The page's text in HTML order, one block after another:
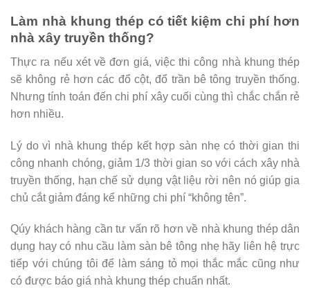
Làm nhà khung thép có tiết kiệm chi phí hơn
nhà xây truyền thống?
Thực ra nếu xét về đơn giá, việc thi công nhà khung thép
sẽ không rẻ hơn các đổ cột, đổ trần bê tông truyền thống.
Nhưng tính toán đến chi phí xây cuối cùng thì chắc chắn rẻ
hơn nhiều.
Lý do vì nhà khung thép kết hợp sàn nhẹ có thời gian thi
công nhanh chóng, giảm 1/3 thời gian so với cách xây nhà
truyền thống, hạn chế sử dụng vật liệu rời nên nó giúp gia
chủ cắt giảm đáng kể những chi phí “không tên”.
Qúy khách hàng cần tư vấn rõ hơn về nhà khung thép dân
dụng hay có nhu cầu làm sàn bê tông nhẹ hãy liên hệ trực
tiếp với chúng tôi để làm sáng tỏ mọi thắc mắc cũng như
có được báo giá nhà khung thép chuẩn nhất.